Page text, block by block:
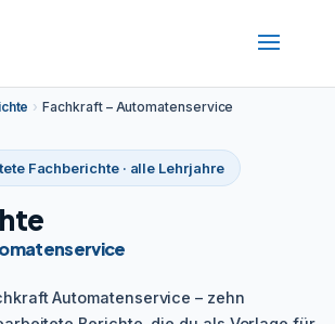
› Fachkraft – Automatenservice
Fachberichte · alle Lehrjahre
Automatenservice – zehn